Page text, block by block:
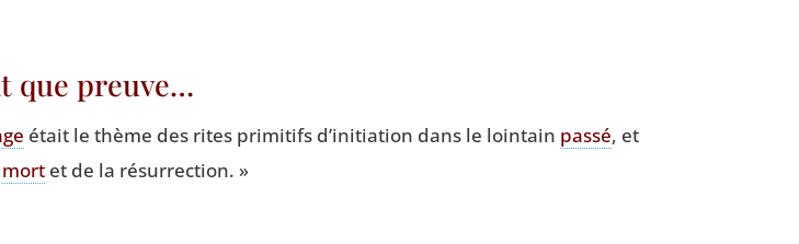
que preuve…
était le thème des rites pri­mi­tifs d’initiation dans le loin­tain pas­sé, et
mort et de la résurrection. »